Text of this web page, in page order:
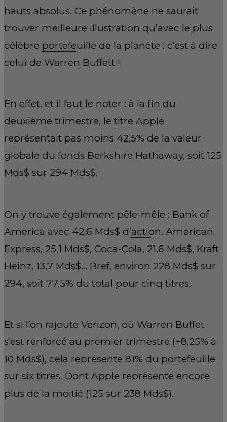
hauts absolus. Ce phénomène ne saurait
trouver meilleure illustration qu’avec le plus
célèbre portefeuille de la planète : c’est à dire
celui de Warren Buffett !
En effet, et il faut le noter : à la fin du
deuxième trimestre, le titre Apple
représentait pas moins 42,5% de la valeur
globale du fonds Berkshire Hathaway, soit 125
Mds$ sur 294 Mds$.
On y trouve également pêle-mêle : Bank of
America avec 42,6 Mds$ d’action, American
Express, 25,1 Mds$, Coca-Cola, 21,6 Mds$, Kraft
Heinz, 13,7 Mds$… Bref, environ 228 Mds$ sur
294, soit 77,5% du total pour cinq titres.
Et si l’on rajoute Verizon, où Warren Buffet
s’est renforcé au premier trimestre (+8,25% à
10 Mds$), cela représente 81% du portefeuille
sur six titres. Dont Apple représente encore
plus de la moitié (125 sur 238 Mds$).